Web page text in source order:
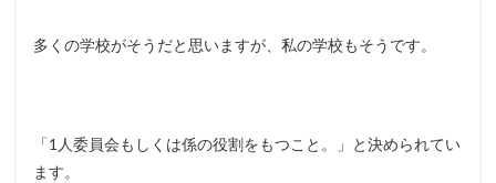
多くの学校がそうだと思いますが、私の学校もそうです。
「1人委員会もしくは係の役割をもつこと。」と決められてい
ます。